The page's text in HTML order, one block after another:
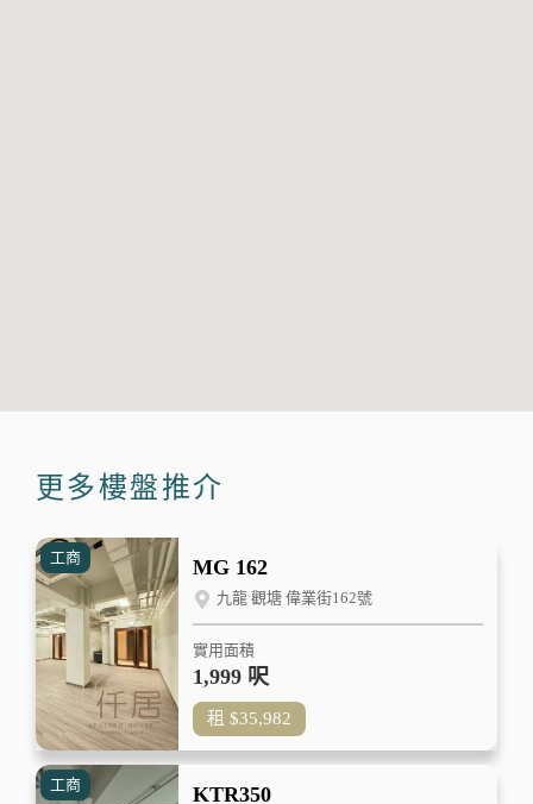
更多樓盤推介
工商 MG 162
九龍 觀塘 偉業街162號
實用面積
1,999 呎
租 $35,982
工商 KTR350